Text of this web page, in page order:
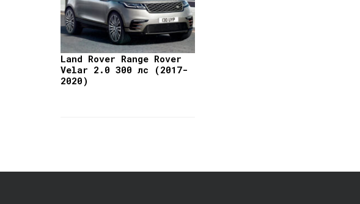
Land Rover Range Rover
Velar 2.0 300 лс (2017-
2020)